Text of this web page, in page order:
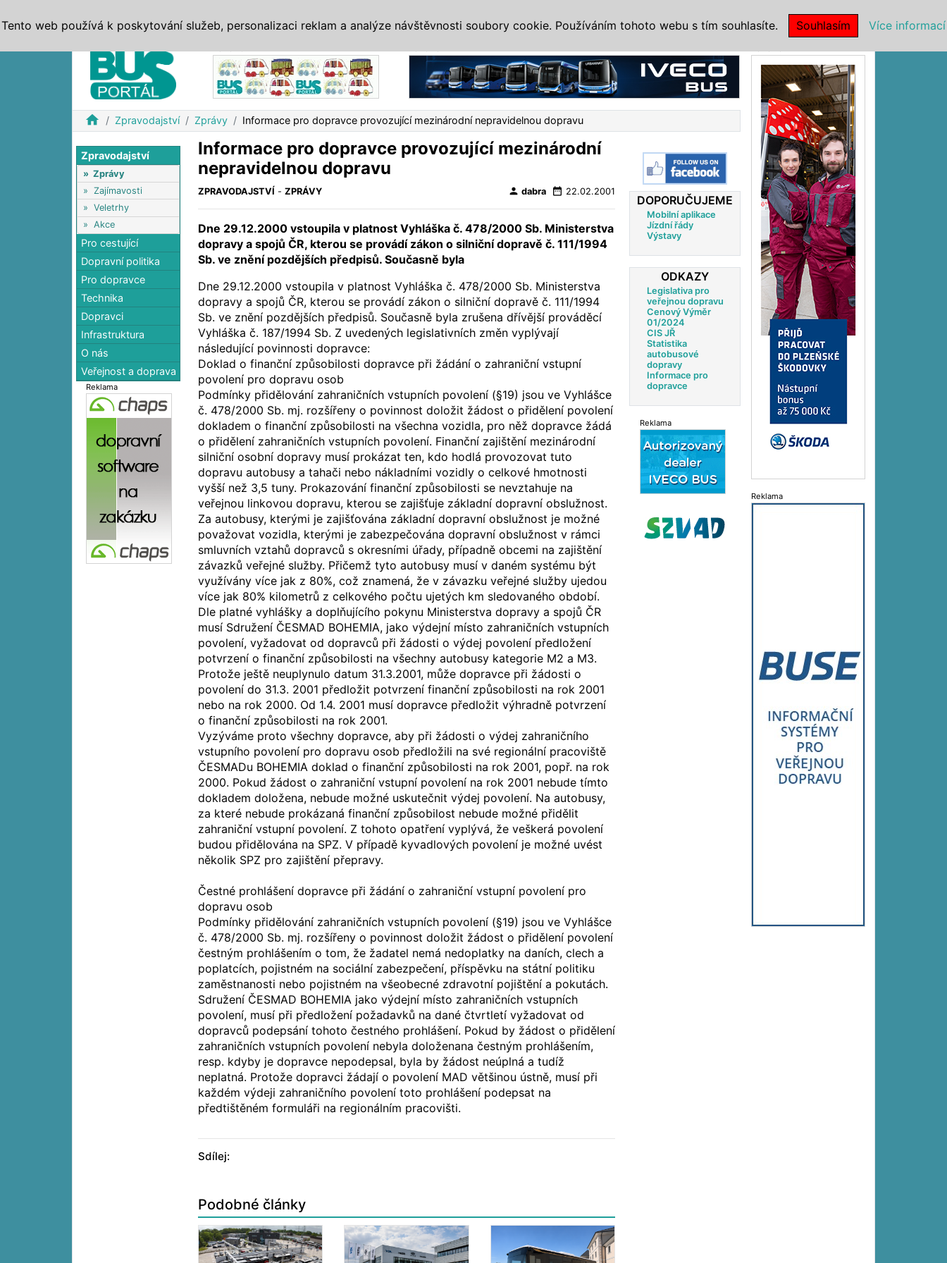
home Zpravodajství Zprávy Informace pro dopravce provozující mezinárodní nepravidelnou dopravu
Zpravodajství
» Zprávy
» Zajímavosti
» Veletrhy
» Akce
Pro cestující
Dopravní politika
Pro dopravce
Technika
Dopravci
Infrastruktura
O nás
Veřejnost a doprava
Reklama
Informace pro dopravce provozující mezinárodní
nepravidelnou dopravu
ZPRAVODAJSTVÍ -ZPRÁVY person dabra date_range 22.02.2001
Dne 29.12.2000 vstoupila v platnost Vyhláška č. 478/2000 Sb. Ministerstva
dopravy a spojů ČR, kterou se provádí zákon o silniční dopravě č. 111/1994
Sb. ve znění pozdějších předpisů. Současně byla
Dne 29.12.2000 vstoupila v platnost Vyhláška č. 478/2000 Sb. Ministerstva
dopravy a spojů ČR, kterou se provádí zákon o silniční dopravě č. 111/1994
Sb. ve znění pozdějších předpisů. Současně byla zrušena dřívější prováděcí
Vyhláška č. 187/1994 Sb. Z uvedených legislativních změn vyplývají
následující povinnosti dopravce:
Doklad o finanční způsobilosti dopravce při žádání o zahraniční vstupní
povolení pro dopravu osob
Podmínky přidělování zahraničních vstupních povolení (§19) jsou ve Vyhlášce
č. 478/2000 Sb. mj. rozšířeny o povinnost doložit žádost o přidělení povolení
dokladem o finanční způsobilosti na všechna vozidla, pro něž dopravce žádá
o přidělení zahraničních vstupních povolení. Finanční zajištění mezinárodní
silniční osobní dopravy musí prokázat ten, kdo hodlá provozovat tuto
dopravu autobusy a tahači nebo nákladními vozidly o celkové hmotnosti
vyšší než 3,5 tuny. Prokazování finanční způsobilosti se nevztahuje na
veřejnou linkovou dopravu, kterou se zajišťuje základní dopravní obslužnost.
Za autobusy, kterými je zajišťována základní dopravní obslužnost je možné
považovat vozidla, kterými je zabezpečována dopravní obslužnost v rámci
smluvních vztahů dopravců s okresními úřady, případně obcemi na zajištění
závazků veřejné služby. Přičemž tyto autobusy musí v daném systému být
využívány více jak z 80%, což znamená, že v závazku veřejné služby ujedou
více jak 80% kilometrů z celkového počtu ujetých km sledovaného období.
Dle platné vyhlášky a doplňujícího pokynu Ministerstva dopravy a spojů ČR
musí Sdružení ČESMAD BOHEMIA, jako výdejní místo zahraničních vstupních
povolení, vyžadovat od dopravců při žádosti o výdej povolení předložení
potvrzení o finanční způsobilosti na všechny autobusy kategorie M2 a M3.
Protože ještě neuplynulo datum 31.3.2001, může dopravce při žádosti o
povolení do 31.3. 2001 předložit potvrzení finanční způsobilosti na rok 2001
nebo na rok 2000. Od 1.4. 2001 musí dopravce předložit výhradně potvrzení
o finanční způsobilosti na rok 2001.
Vyzýváme proto všechny dopravce, aby při žádosti o výdej zahraničního
vstupního povolení pro dopravu osob předložili na své regionální pracoviště
ČESMADu BOHEMIA doklad o finanční způsobilosti na rok 2001, popř. na rok
2000. Pokud žádost o zahraniční vstupní povolení na rok 2001 nebude tímto
dokladem doložena, nebude možné uskutečnit výdej povolení. Na autobusy,
za které nebude prokázaná finanční způsobilost nebude možné přidělit
zahraniční vstupní povolení. Z tohoto opatření vyplývá, že veškerá povolení
budou přidělována na SPZ. V případě kyvadlových povolení je možné uvést
několik SPZ pro zajištění přepravy.
Čestné prohlášení dopravce při žádání o zahraniční vstupní povolení pro
dopravu osob
Podmínky přidělování zahraničních vstupních povolení (§19) jsou ve Vyhlášce
č. 478/2000 Sb. mj. rozšířeny o povinnost doložit žádost o přidělení povolení
čestným prohlášením o tom, že žadatel nemá nedoplatky na daních, clech a
poplatcích, pojistném na sociální zabezpečení, příspěvku na státní politiku
zaměstnanosti nebo pojistném na všeobecné zdravotní pojištění a pokutách.
Sdružení ČESMAD BOHEMIA jako výdejní místo zahraničních vstupních
povolení, musí při předložení požadavků na dané čtvrtletí vyžadovat od
dopravců podepsání tohoto čestného prohlášení. Pokud by žádost o přidělení
zahraničních vstupních povolení nebyla doloženana čestným prohlášením,
resp. kdyby je dopravce nepodepsal, byla by žádost neúplná a tudíž
neplatná. Protože dopravci žádají o povolení MAD většinou ústně, musí při
každém výdeji zahraničního povolení toto prohlášení podepsat na
předtištěném formuláři na regionálním pracovišti.
Sdílej:
Podobné články
DOPORUČUJEME
Mobilní aplikace
Jízdní řády
Výstavy
ODKAZY
Legislativa pro
veřejnou dopravu
Cenový Výměr
01/2024
CIS JŘ
Statistika
autobusové
dopravy
Informace pro
dopravce
Reklama
Reklama
Tento web používá k poskytování služeb, personalizaci reklam a analýze návštěvnosti soubory cookie. Používáním tohoto webu s tím souhlasíte. Souhlasím Více informací